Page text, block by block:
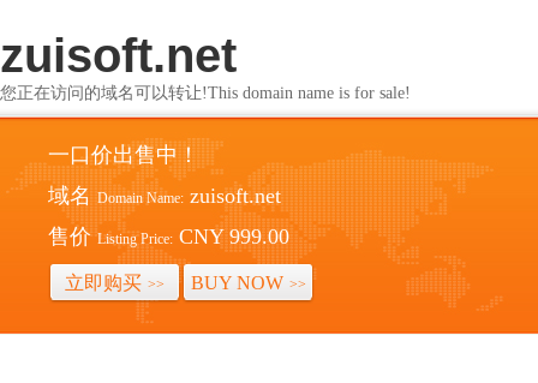
zuisoft.net
您正在访问的域名可以转让!This domain name is for sale!
一口价出售中！
域名 Domain Name: zuisoft.net
售价 Listing Price: CNY 999.00
立即购买 >> BUY NOW >>